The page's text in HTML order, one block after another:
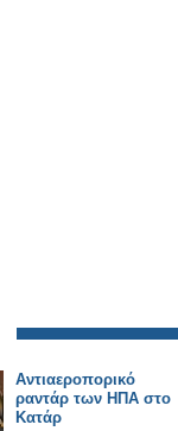
Αντιαεροπορικό
ραντάρ των ΗΠΑ στο
Κατάρ